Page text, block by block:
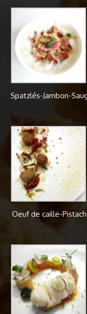
Spatzlés-Jambon-
Oeuf de caille-